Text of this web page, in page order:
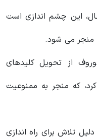
این چشم اندازی است
منجر می شود.
مثال، در سال 2018، دوروف از تحویل کلیدهای
که منجر به ممنوعیت
تلاش برای راه اندازی